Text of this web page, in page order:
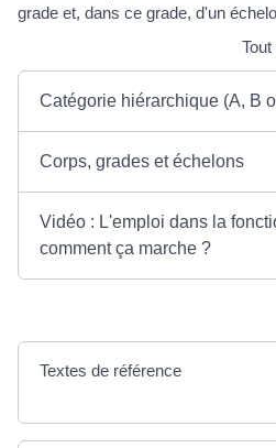
grade et, dans ce grade, d'un
Catégorie hiérarchique (A, B
Corps, grades et échelons
Vidéo : L'emploi dans la
comment ça marche ?
Textes de référence